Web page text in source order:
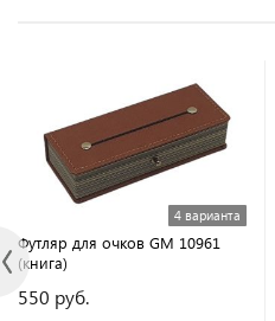
4 варианта
Футляр для очков GM 10961
(книга)
550 руб.